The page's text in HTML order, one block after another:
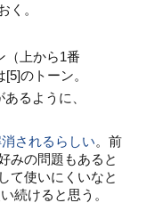
く。
（上から1番
のトーン。
るように、
されるらしい。前
みの問題もあると
て使いにくいなと
続けると思う。